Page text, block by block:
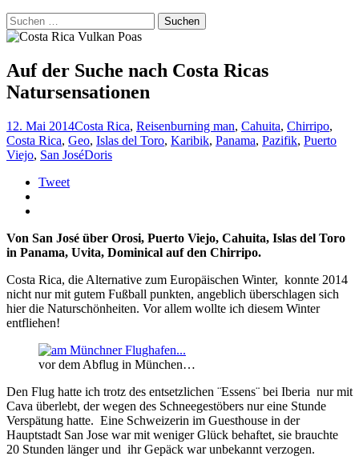
Suchen
nach:
Auf der Suche nach Costa Ricas
Natursensationen
12. Mai 2014Costa Rica, Reisenburning man, Cahuita, Chirripo,
Costa Rica, Geo, Islas del Toro, Karibik, Panama, Pazifik, Puerto
Viejo, San JoséDoris
Tweet
Von San José über Orosi, Puerto Viejo, Cahuita, Islas del Toro
in Panama, Uvita, Dominical auf den Chirripo.
Costa Rica, die Alternative zum Europäischen Winter, konnte 2014
nicht nur mit gutem Fußball punkten, angeblich überschlagen sich
hier die Naturschönheiten. Vor allem wollte ich diesem Winter
entfliehen!
vor dem Abflug in München…
Den Flug hatte ich trotz des entsetzlichen ¨Essens¨ bei Iberia nur mit
Cava überlebt, der wegen des Schneegestöbers nur eine Stunde
Verspätung hatte. Eine Schweizerin im Guesthouse in der
Hauptstadt San Jose war mit weniger Glück behaftet, sie brauchte
20 Stunden länger und ihr Gepäck war unbekannt verzogen.